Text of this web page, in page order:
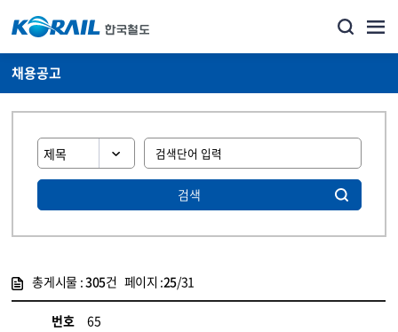
채용공고
검색
총게시물 :305건 페이지 :25/31
번호
65